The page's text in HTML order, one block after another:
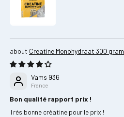
Creatine Monohydraat 300 gram
Vams 936
France
Bon qualité rapport prix !
Très bonne créatine pour le prix !